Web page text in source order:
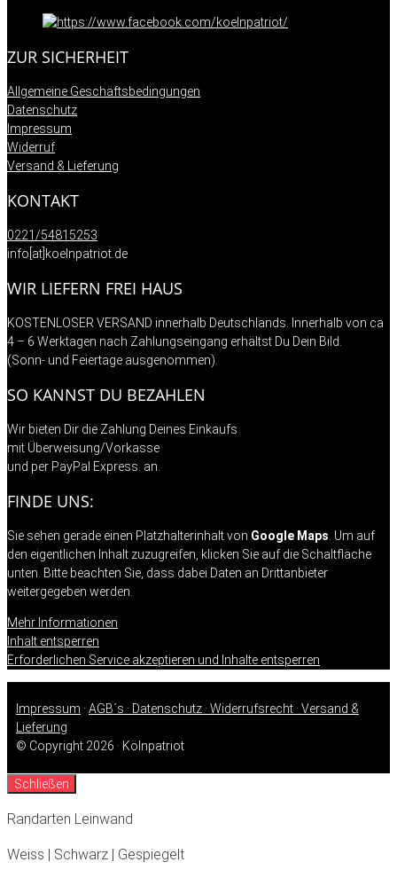
ZUR SICHERHEIT
Allgemeine Geschäftsbedingungen
Datenschutz
Impressum
Widerruf
Versand & Lieferung
KONTAKT
0221/54815253
info[at]koelnpatriot.de
WIR LIEFERN FREI HAUS
KOSTENLOSER VERSAND innerhalb Deutschlands. Innerhalb von ca
4 – 6 Werktagen nach Zahlungseingang erhältst Du Dein Bild.
(Sonn- und Feiertage ausgenommen).
SO KANNST DU BEZAHLEN
Wir bieten Dir die Zahlung Deines Einkaufs
mit Überweisung/Vorkasse
und per PayPal Express. an.
FINDE UNS:
Sie sehen gerade einen Platzhalterinhalt von Google Maps . Um auf
den eigentlichen Inhalt zuzugreifen, klicken Sie auf die Schaltfläche
unten. Bitte beachten Sie, dass dabei Daten an Drittanbieter
weitergegeben werden.
Mehr Informationen
Inhalt entsperren
Erforderlichen Service akzeptieren und Inhalte entsperren
Impressum · AGB´s · Datenschutz · Widerrufsrecht · Versand &
Lieferung
© Copyright 2026 · Kölnpatriot
Schließen
Randarten Leinwand
Weiss | Schwarz | Gespiegelt